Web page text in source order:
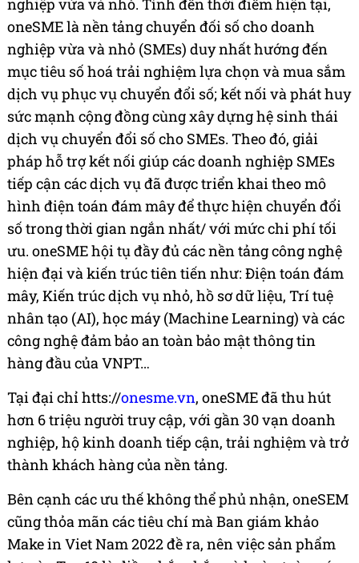
nghiệp vừa và nhỏ. Tính đến thời điểm hiện tại,
oneSME là nền tảng chuyển đối số cho doanh
nghiệp vừa và nhỏ (SMEs) duy nhất hướng đến
mục tiêu số hoá trải nghiệm lựa chọn và mua sắm
dịch vụ phục vụ chuyển đổi số; kết nối và phát huy
sức mạnh cộng đồng cùng xây dựng hệ sinh thái
dịch vụ chuyển đổi số cho SMEs. Theo đó, giải
pháp hỗ trợ kết nối giúp các doanh nghiệp SMEs
tiếp cận các dịch vụ đã được triển khai theo mô
hình điện toán đám mây để thực hiện chuyển đổi
số trong thời gian ngắn nhất/ với mức chi phí tối
ưu. oneSME hội tụ đầy đủ các nền tảng công nghệ
hiện đại và kiến trúc tiên tiến như: Điện toán đám
mây, Kiến trúc dịch vụ nhỏ, hồ sơ dữ liệu, Trí tuệ
nhân tạo (AI), học máy (Machine Learning) và các
công nghệ đảm bảo an toàn bảo mật thông tin
hàng đầu của VNPT…
Tại đại chỉ htts://onesme.vn, oneSME đã thu hút
hơn 6 triệu người truy cập, với gần 30 vạn doanh
nghiệp, hộ kinh doanh tiếp cận, trải nghiệm và trở
thành khách hàng của nền tảng.
Bên cạnh các ưu thế không thể phủ nhận, oneSEM
cũng thỏa mãn các tiêu chí mà Ban giám khảo
Make in Viet Nam 2022 đề ra, nên việc sản phẩm